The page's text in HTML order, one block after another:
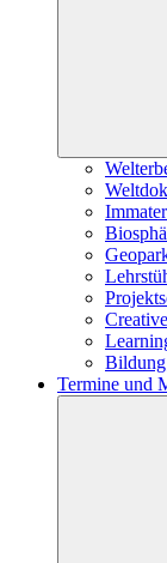
Termine und